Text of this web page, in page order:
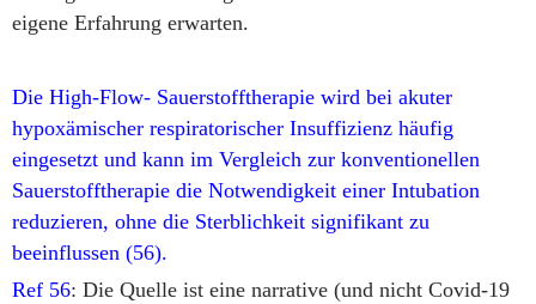
eigene Erfahrung erwarten.
Die High-Flow- Sauerstofftherapie wird bei akuter
hypoxämischer respiratorischer Insuffizienz häufig
eingesetzt und kann im Vergleich zur konventionellen
Sauerstofftherapie die Notwendigkeit einer Intubation
reduzieren, ohne die Sterblichkeit signifikant zu
beeinflussen (56).
Ref 56: Die Quelle ist eine narrative (und nicht Covid-19